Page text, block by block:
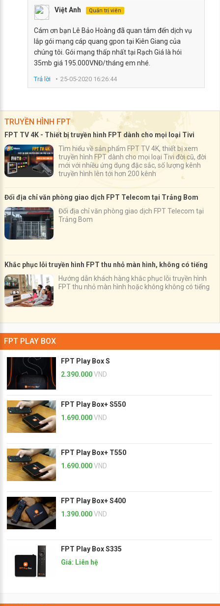
Việt Anh Quản trị viên
Cám ơn bạn Lê Bảo Hoàng đã quan tâm đến dịch vụ
lắp gói mạng cáp quang gpon tại Kiên Giang của
chúng tôi. Gói mạng thấp nhất tại Rạch Giá là hói
35mb giá 195.000VNĐ/tháng em nhé.
Trả lời 25-05-2020 16:26:44
TRUYỀN HÌNH FPT
FPT TV 4K - Thiết bị truyền hình FPT dành cho mọi loại Tivi
Tìm hiểu về sản phẩm FPT TV 4K, thiết bị xem
truyền hình FPT dành cho mọi loại Tivi đời cũ, đời
mới với nhiều ứng dụng đặc sắc, số lượng kênh
truyền hình lên tới hơn 200 kênh
Đổi địa chỉ văn phòng giao dịch FPT Telecom tại Trảng Bom
Đổi địa chỉ văn phòng giao dịch FPT Telecom tại
Trảng Bom
Khắc phục lỗi truyền hình FPT thu nhỏ màn hình, không có tiếng
Hướng dẫn khách hàng khắc phục lỗi truyền hình
FPT thu nhỏ màn hình hoặc không không có tiếng
FPT PLAY BOX
FPT Play Box S
2.390.000VND
FPT Play Box+ S550
1.690.000VND
FPT Play Box+ T550
1.690.000VND
FPT Play Box+ S400
1.390.000VND
FPT Play Box S335
Giá: Liên hệ